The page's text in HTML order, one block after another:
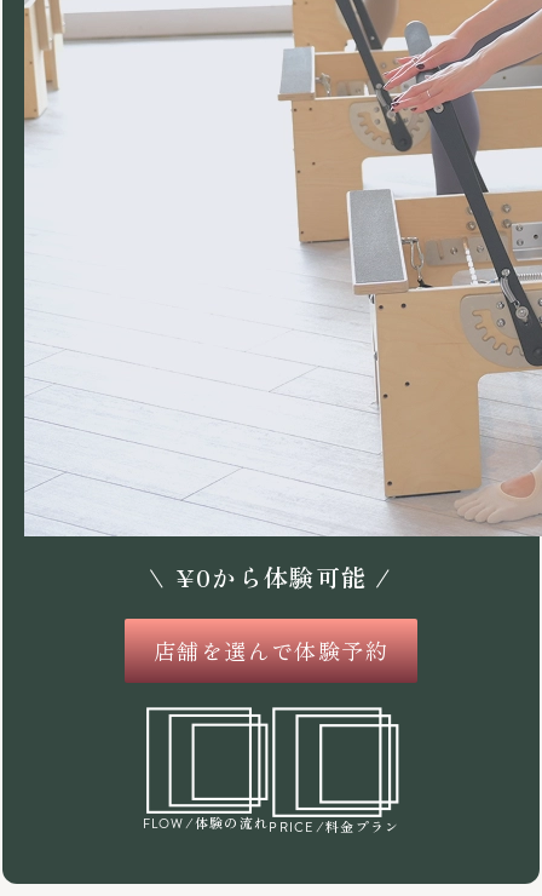
\ ¥0から体験可能 /
店舗を選んで体験予約
FLOW /体験の流れPRICE /料金プラン